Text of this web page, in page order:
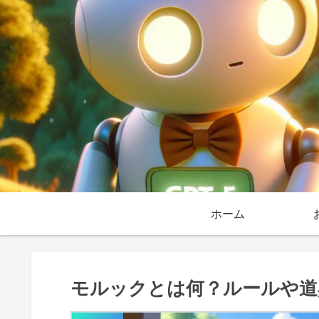
ホーム
モルックとは何？ルールや